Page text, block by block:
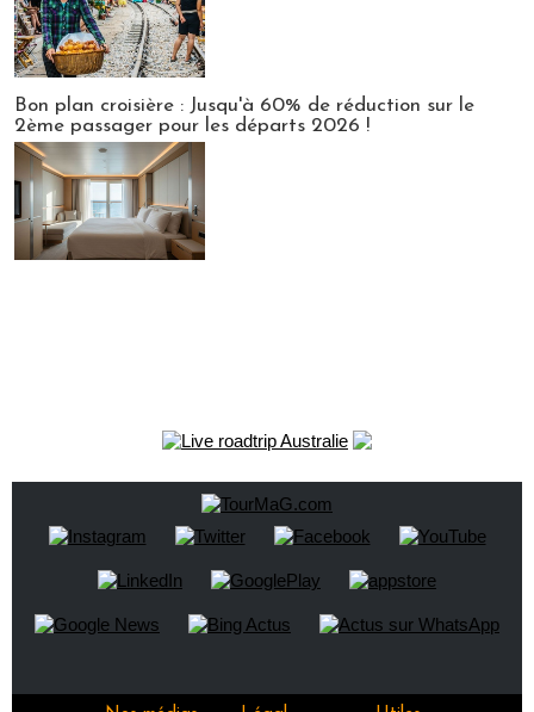
Bon plan croisière : Jusqu'à 60% de réduction sur le
2ème passager pour les départs 2026 !